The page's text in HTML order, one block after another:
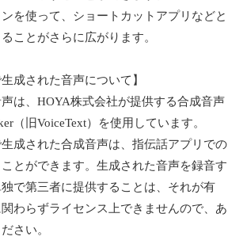
ンを使って、ショートカットアプリなどと
ことがさらに広がります。
成された音声について】
は、HOYA株式会社が提供する合成音声
（旧VoiceText）を使用しています。
成された合成音声は、指伝話アプリでの
とができます。生成された音声を録音す
で第三者に提供することは、それが有
わらずライセンス上できませんので、あ
さい。